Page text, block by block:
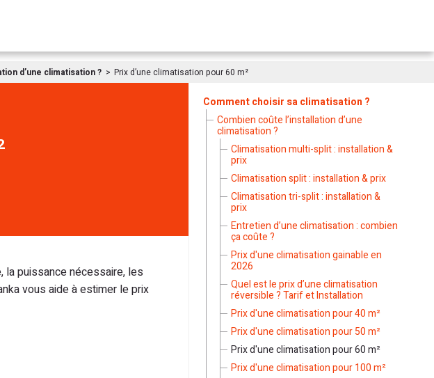
d’une climatisation ? Prix d’une climatisation pour 60 m²
la puissance nécessaire, les
vous aide à estimer le prix
Comment choisir sa climatisation ?
Combien coûte l’installation d’une
climatisation ?
Climatisation multi-split : installation &
prix
Climatisation split : installation & prix
Climatisation tri-split : installation &
prix
Entretien d’une climatisation : combien
ça coûte ?
Prix d'une climatisation gainable en
2026
Quel est le prix d’une climatisation
réversible ? Tarif et Installation
Prix d'une climatisation pour 40 m²
Prix d'une climatisation pour 50 m²
Prix d'une climatisation pour 60 m²
Prix d'une climatisation pour 100 m²